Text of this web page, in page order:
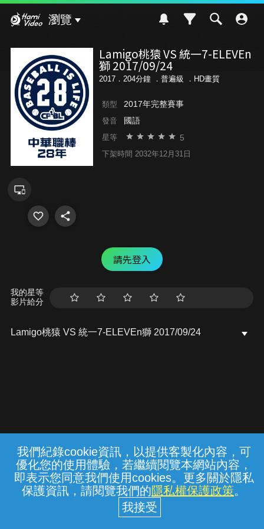
我們紀錄cookie資訊，以提供客製化內容，可
優化您的使用體驗，若繼續閱覽本網站內容，
即表示您同意我們使用cookies。更多關於隱私
保護資訊，請閱覽我們的隱私權保護政策。
瀏覽
Lamigo桃猿 VS 統一7-ELEVEn
獅 2017/09/24
2017．204分鐘 ． 普遍級 ．HD畫質
類型 2017年完整賽事
發音 國語
星等 5
下架時間 2032年12月31日
請先登入
我的星等
影片給分
Lamigo桃猿 VS 統一7-ELEVEn獅 2017/09/24
常見問題 線上客服 服務條款 隱私權保護
中華電信股份有限公司個人家庭分公司
(統一編號：96979949) © 2026
{{notifyMsg}}